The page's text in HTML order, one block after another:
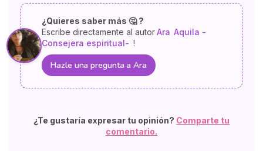
¿Quieres saber más 🤔 ?
Escribe directamente al autorAra Aquila -
Consejera espiritual- !
Hazle una pregunta a Ara
¿Te gustaría expresar tu opinión? Comparte tu
comentario.